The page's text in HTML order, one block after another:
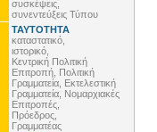
συσκέψεις,
συνεντεύξεις Τύπου
ΤΑΥΤΟΤΗΤΑ
καταστατικό,
ιστορικό,
Κεντρική Πολιτική
Επιτροπή, Πολιτική
Γραμματεία, Εκτελεστική
Γραμματεία, Νομαρχιακές
Επιτροπές,
Πρόεδρος,
Γραμματέας